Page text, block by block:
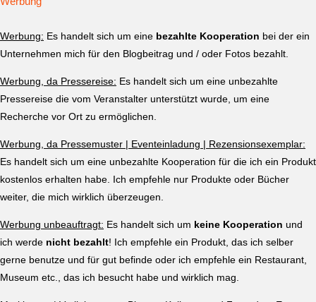
Werbung: Es handelt sich um eine bezahlte Kooperation bei der ein
Unternehmen mich für den Blogbeitrag und / oder Fotos bezahlt.
Werbung, da Pressereise: Es handelt sich um eine unbezahlte
Pressereise die vom Veranstalter unterstützt wurde, um eine
Recherche vor Ort zu ermöglichen.
Werbung, da Pressemuster | Eventeinladung | Rezensionsexemplar:
Es handelt sich um eine unbezahlte Kooperation für die ich ein Produkt
kostenlos erhalten habe. Ich empfehle nur Produkte oder Bücher
weiter, die mich wirklich überzeugen.
Werbung unbeauftragt: Es handelt sich um keine Kooperation und
ich werde nicht bezahlt! Ich empfehle ein Produkt, das ich selber
gerne benutze und für gut befinde oder ich empfehle ein Restaurant,
Museum etc., das ich besucht habe und wirklich mag.